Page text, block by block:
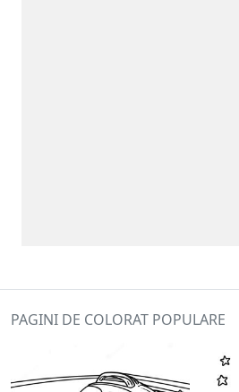
PAGINI DE COLORAT POPULARE